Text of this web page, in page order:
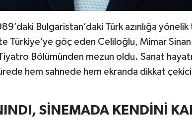
Bulgaristan’daki Türk azınlığa
Türkiye’ye göç eden Celiloğlu, Mimar
Bölümünden mezun oldu. Sanat
hem sahnede hem ekranda dikkat
SİNEMADA KENDİNİ